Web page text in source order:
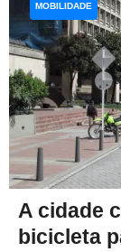
A cidade
bicicleta
MOBILIDADE